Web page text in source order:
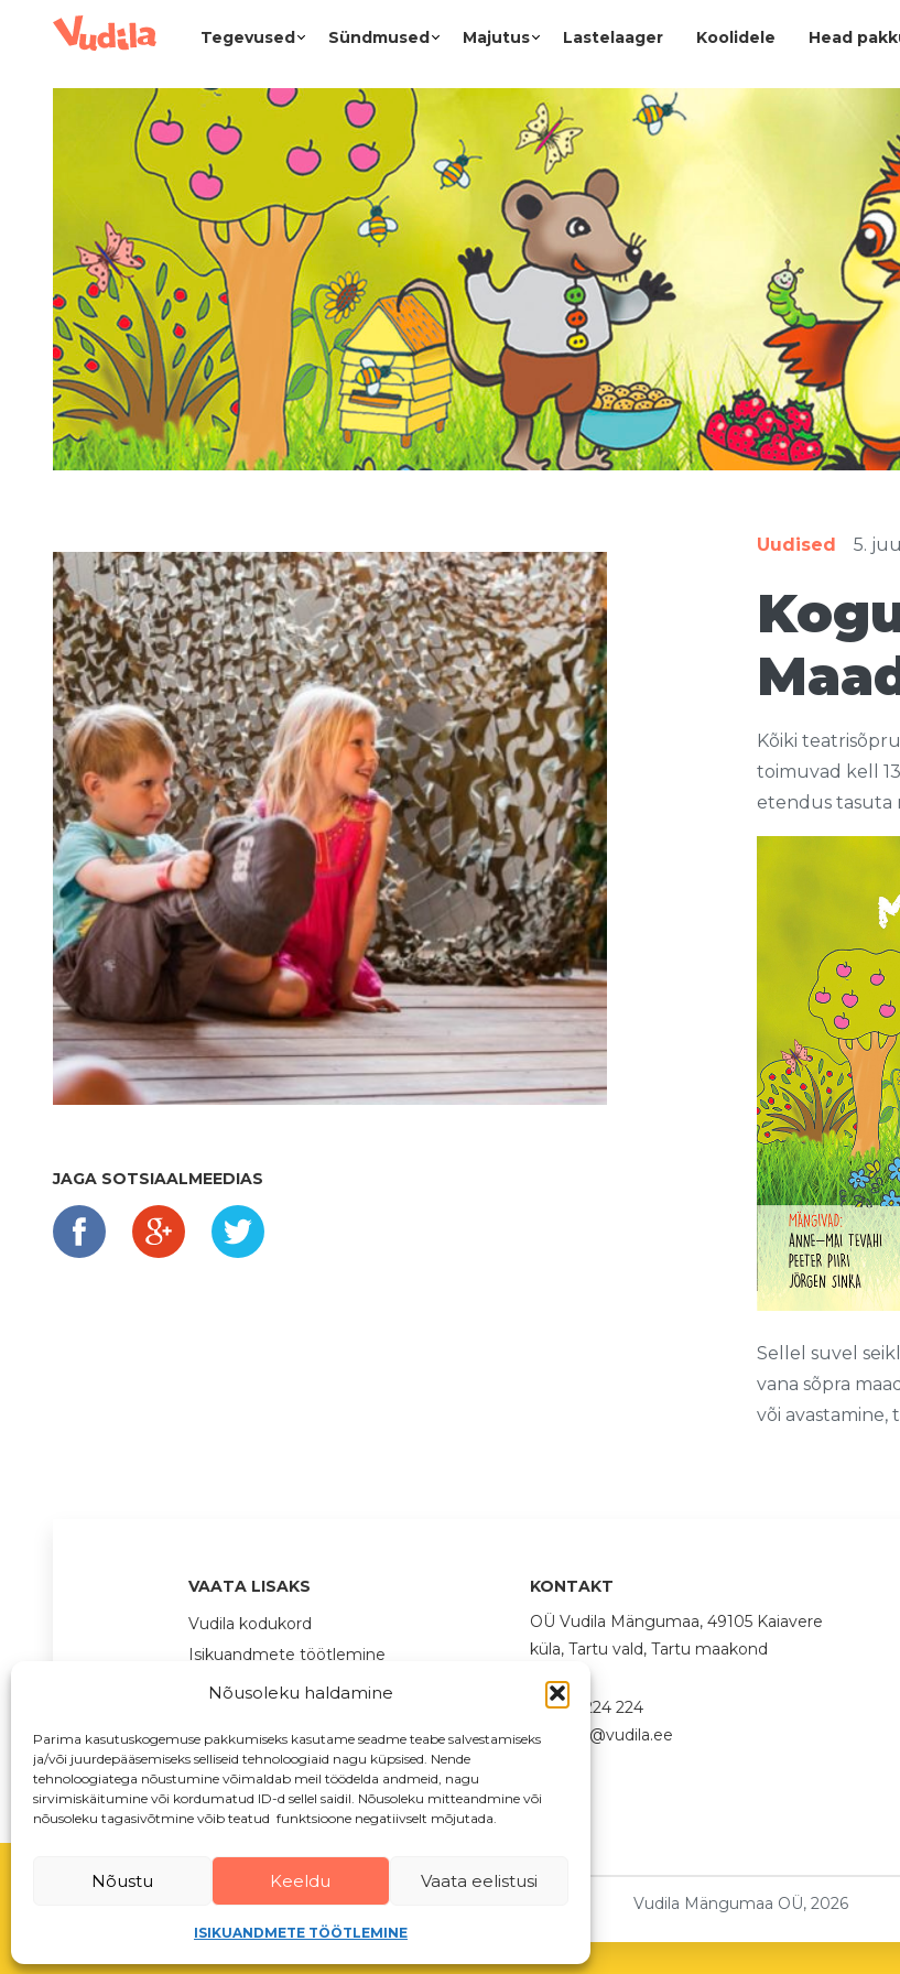
Nõusoleku haldamine
Parima kasutuskogemuse pakkumiseks kasutame seadme teabe salvestamiseks
ja/või juurdepääsemiseks selliseid tehnoloogiaid nagu küpsised. Nende
tehnoloogiatega nõustumine võimaldab meil töödelda andmeid, nagu
sirvimiskäitumine või kordumatud ID-d sellel saidil. Nõusoleku mitteandmine või
nõusoleku tagasivõtmine võib teatud funktsioone negatiivselt mõjutada.
Nõustu Keeldu Vaata eelistusi
ISIKUANDMETE TÖÖTLEMINE
Tegevused Sündmused Majutus Lastelaager Koolidele Head
JAGA SOTSIAALMEEDIAS
Uudised 5.
Kõiki
toimuvad kell
etendus tasuta
Sellel suvel
vana sõpra
või avastamine,
VAATA LISAKS
Vudila kodukord
Isikuandmete töötlemine
Toetused
KONTAKT
OÜ Vudila Mängumaa, 49105 Kaiavere
küla, Tartu vald, Tartu maakond
58 224 224
info@vudila.ee
Vudila Mängumaa OÜ, 2026